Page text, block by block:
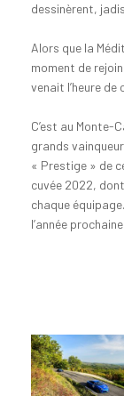
dessinèrent,
Alors que la
moment de
venait l’heure
C’est au Monte-
grands
« Prestige » de
cuvée 2022,
chaque
l’année prochaine